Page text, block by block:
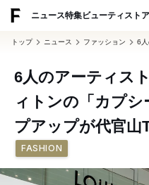
ニュース特集ビューティ ストア
トップ ニュース ファッション 6
6人のアーティス
ィトンの「カプシ
プアップが代官山
FASHION